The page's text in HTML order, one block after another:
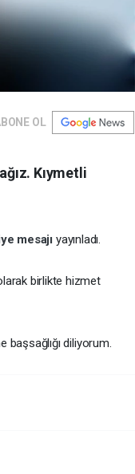
OL
Kıymetli
mesajı yayınladı.
birlikte hizmet
başsağlığı diliyorum.